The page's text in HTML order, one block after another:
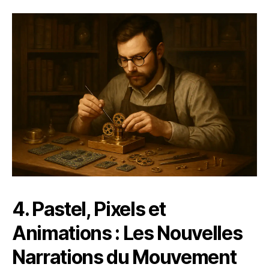
4. Pastel, Pixels et
Animations : Les Nouvelles
Narrations du Mouvement